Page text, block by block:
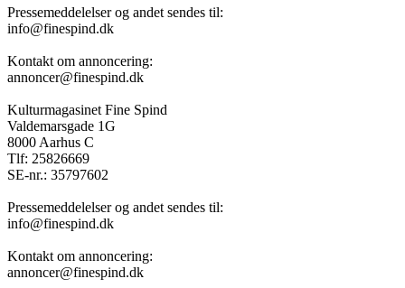
Pressemeddelelser og andet sendes til:
info@finespind.dk
Kontakt om annoncering:
annoncer@finespind.dk
Kulturmagasinet Fine Spind
Valdemarsgade 1G
8000 Aarhus C
Tlf: 25826669
SE-nr.: 35797602
Pressemeddelelser og andet sendes til:
info@finespind.dk
Kontakt om annoncering:
annoncer@finespind.dk